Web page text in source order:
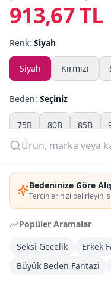
Bedeninize Göre
Tercihlerinizi belirleyin,
Popüler Aramalar
Seksi Gecelik
Erkek
Büyük Beden Fantazi
Plaj & Mayo
Yazlık Pijama
Kampanyalar
Yeni Gelenler
OUTLET
Giriş Yap
Üye Ol
913,67 TL
Renk: Siyah
Siyah Kırmızı
Beden: Seçiniz
75B 80B 85B
Adet:
DHL Kargoya Teslim